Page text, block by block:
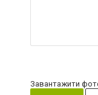
Завантажити